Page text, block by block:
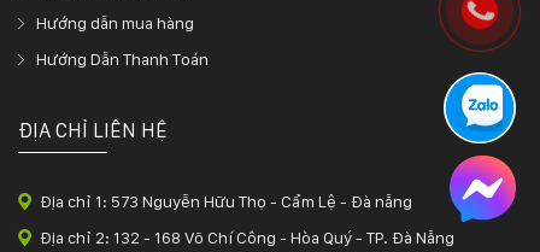
Hướng dẫn mua hàng
Hướng Dẫn Thanh Toán
ĐỊA CHỈ LIÊN HỆ
Địa chỉ 1: 573 Nguyễn Hữu Thọ - Cẩm Lệ - Đà nẵng
Địa chỉ 2: 132 - 168 Võ Chí Công - Hòa Quý - TP. Đà Nẵng